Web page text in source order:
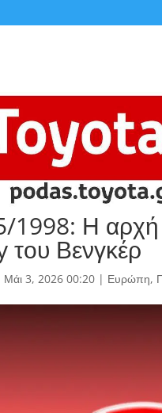
Η αρχή
Βενγκέρ
Μάι 3, 2026 00:20| Ευρώπη,